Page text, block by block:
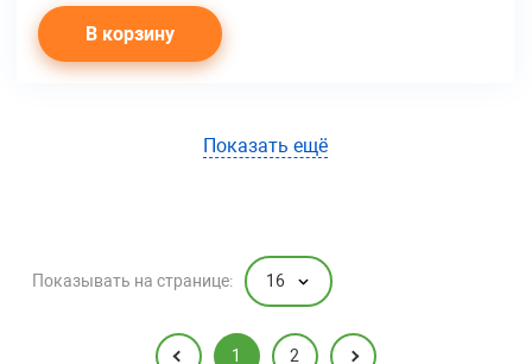
В корзину
Показать ещё
1 2
Показывать на странице: 16